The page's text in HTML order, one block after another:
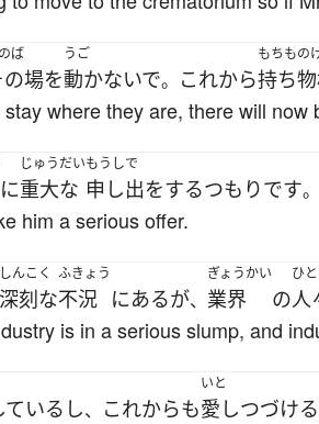
ば
の場を
うご
動かないで。 これから
もちもの
持ち
where they are, there will now
に
じゅうだい
重大な
もうしで
申し出をするつもりです。
him a serious offer.
しんこく
深刻な
ふきょう
不況 にあるが、
ぎょうかい
業界 の
ひ
人
is in a serious slump, and
ている し、 これからも
いと
愛しつづける